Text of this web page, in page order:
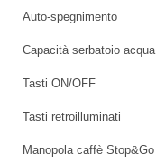
Auto-spegnimento
Capacità serbatoio acqua
Tasti ON/OFF
Tasti retroilluminati
Manopola caffè Stop&Go